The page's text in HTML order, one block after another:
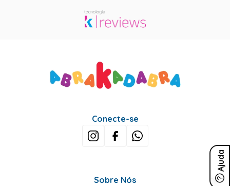
Ajuda
Conecte-se
Sobre Nós